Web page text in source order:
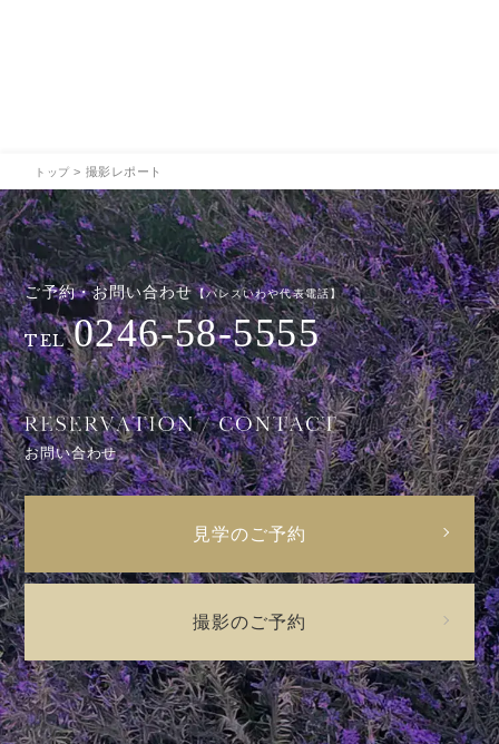
トップ> 撮影レポート
ご予約・お問い合わせ【パレスいわや代表電話】
TEL 0246-58-5555
お問い合わせ
見学のご予約
撮影のご予約